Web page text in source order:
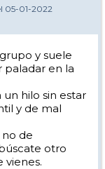
05-01-2022
y suele
en la
hilo sin estar
y de mal
de
otro
vienes.